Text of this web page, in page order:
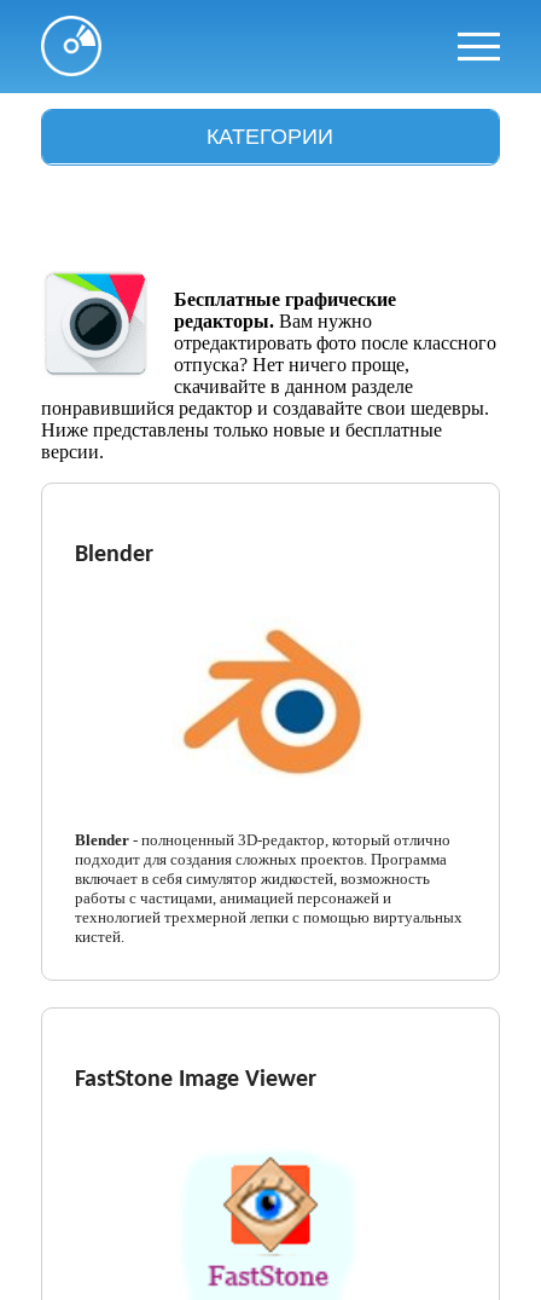
КАТЕГОРИИ
Аудио и видео
Браузеры
Графика
Драйвера
Интересное
Менеджеры загрузок
Мессенджеры
Организация файлов
Офисные программы
Работа с CD/DVD
Разгон и мониторинг
Тестирование онлайн
Бесплатные графические
редакторы.Вам нужно
отредактировать фото после классного
отпуска? Нет ничего проще,
скачивайте в данном разделе
понравившийся редактор и создавайте свои шедевры.
Ниже представлены только новые и бесплатные
версии.
Blender
Blender- полноценный 3D-редактор, который отлично
подходит для создания сложных проектов. Программа
включает в себя симулятор жидкостей, возможность
работы с частицами, анимацией персонажей и
технологией трехмерной лепки с помощью виртуальных
кистей.
FastStone Image Viewer